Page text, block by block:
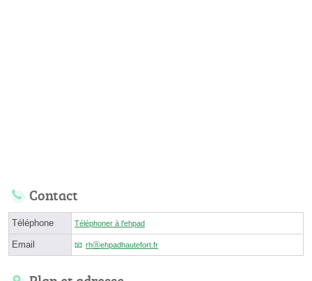
Contact
Téléphone Téléphoner à l'ehpad
Email rhⓐehpadhautefort.fr